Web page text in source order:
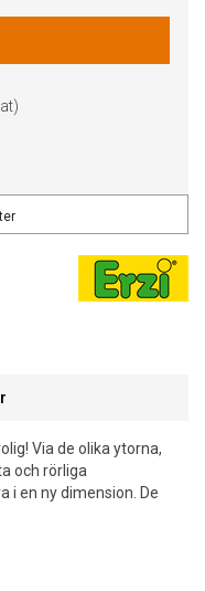
Via de olika ytorna,
och rörliga
i en ny dimension. De